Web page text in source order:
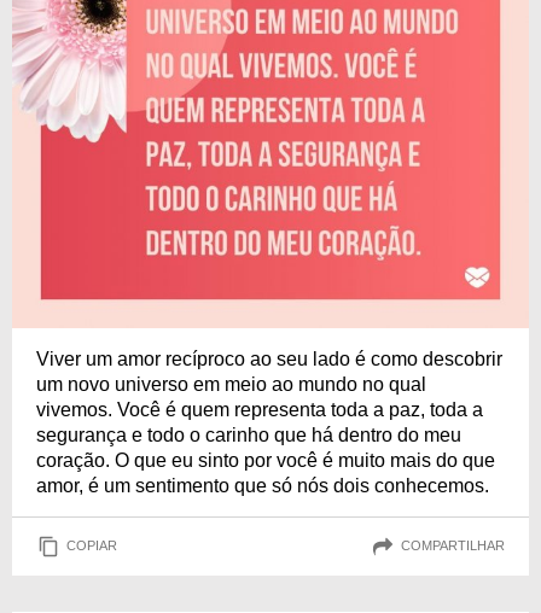
Viver um amor recíproco ao seu lado é como descobrir
um novo universo em meio ao mundo no qual
vivemos. Você é quem representa toda a paz, toda a
segurança e todo o carinho que há dentro do meu
coração. O que eu sinto por você é muito mais do que
amor, é um sentimento que só nós dois conhecemos.
COPIAR COMPARTILHAR